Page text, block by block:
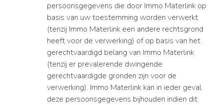
persoonsgegevens die door Immo Materlink op
basis van uw toestemming worden verwerkt
(tenzij Immo Materlink een andere rechtsgrond
heeft voor de verwerking) of op basis van het
gerechtvaardigd belang van Immo Materlink
(tenzij er prevalerende dwingende
gerechtvaardigde gronden zijn voor de
verwerking). Immo Materlink kan in ieder geval
deze persoonsgegevens bijhouden indien dit